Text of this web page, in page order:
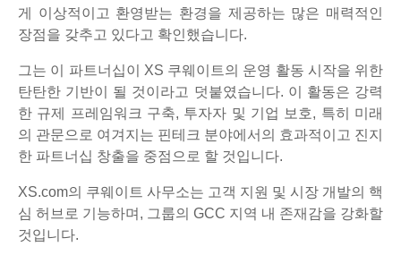
게 이상적이고 환영받는 환경을 제공하는 많은 매력적인
장점을 갖추고 있다고 확인했습니다.
그는 이 파트너십이 XS 쿠웨이트의 운영 활동 시작을 위한
탄탄한 기반이 될 것이라고 덧붙였습니다. 이 활동은 강력
한 규제 프레임워크 구축, 투자자 및 기업 보호, 특히 미래
의 관문으로 여겨지는 핀테크 분야에서의 효과적이고 진지
한 파트너십 창출을 중점으로 할 것입니다.
XS.com의 쿠웨이트 사무소는 고객 지원 및 시장 개발의 핵
심 허브로 기능하며, 그룹의 GCC 지역 내 존재감을 강화할
것입니다.